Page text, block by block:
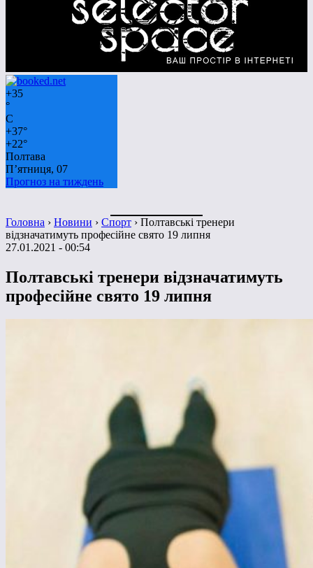
+35
°
C
+37°
+22°
Полтава
П’ятниця, 07
Прогноз на тиждень
Головна › Новини › Спорт › Полтавські тренери
відзначатимуть професійне свято 19 липня
27.01.2021 - 00:54
Полтавські тренери відзначатимуть
професійне свято 19 липня